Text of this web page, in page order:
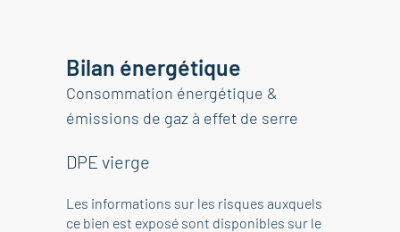
Bilan énergétique
Consommation énergétique &
émissions de gaz à effet de serre
DPE vierge
Les informations sur les risques auxquels
ce bien est exposé sont disponibles sur le